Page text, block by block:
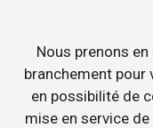
Nous prenons
branchement pour
en possibilité de
mise en service